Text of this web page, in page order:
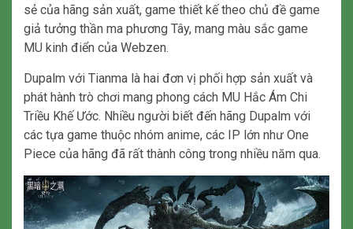
sẻ của hãng sản xuất, game thiết kế theo chủ đề game
giả tưởng thần ma phương Tây, mang màu sắc game
MU kinh điển của Webzen.
Dupalm với Tianma là hai đơn vị phối hợp sản xuất và
phát hành trò chơi mang phong cách MU Hắc Ám Chi
Triều Khế Ước. Nhiều người biết đến hãng Dupalm với
các tựa game thuộc nhóm anime, các IP lớn như One
Piece của hãng đã rất thành công trong nhiều năm qua.